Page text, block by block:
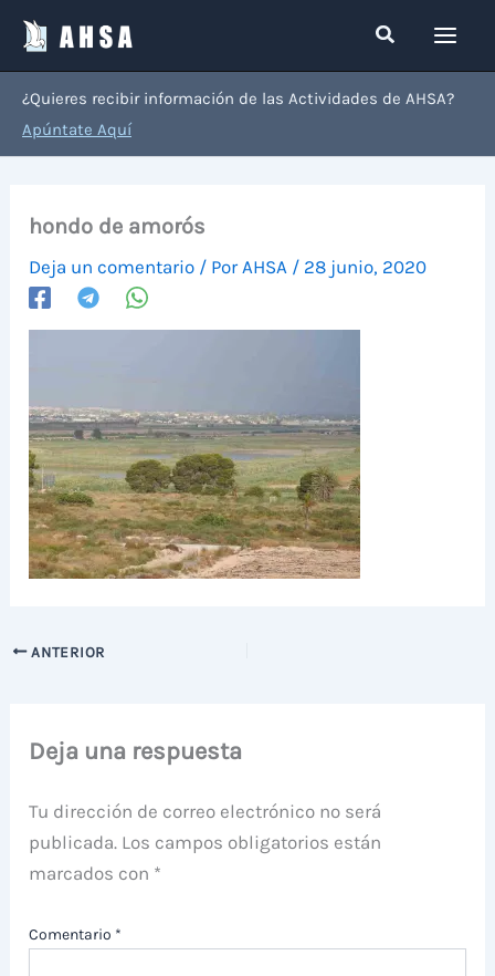
contenido
Buscar
¿Quieres recibir información de las Actividades de AHSA?
Apúntate Aquí
hondo de amorós
Deja un comentario / Por AHSA / 28 junio, 2020
ANTERIOR
Deja una respuesta
Tu dirección de correo electrónico no será
publicada. Los campos obligatorios están
marcados con *
Comentario *